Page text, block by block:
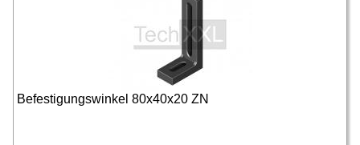
Befestigungswinkel 80x40x20 ZN